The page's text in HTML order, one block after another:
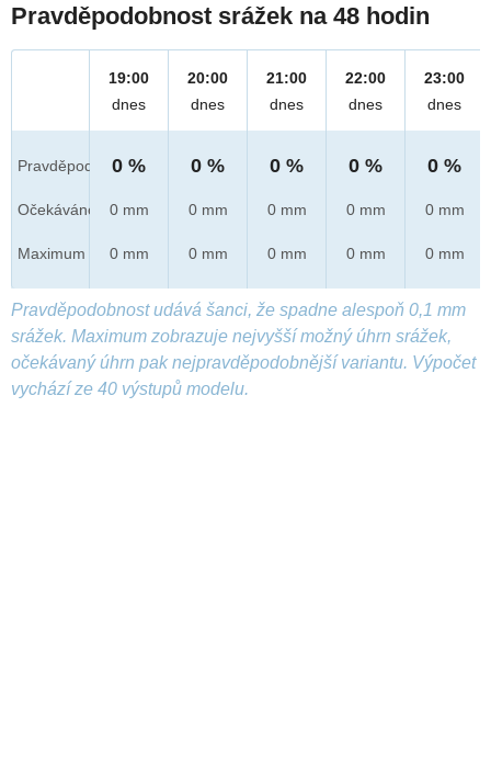
Pravděpodobnost srážek na 48 hodin
Pravděpod.
Očekáváno
Maximum
19:00
dnes
0 %
0 mm
0 mm
20:00
dnes
0 %
0 mm
0 mm
21:00
dnes
0 %
0 mm
0 mm
22:00
dnes
0 %
0 mm
0 mm
23:00
dnes
0 %
0 mm
0 mm
Pravděpodobnost udává šanci, že spadne alespoň 0,1 mm
srážek. Maximum zobrazuje nejvyšší možný úhrn srážek,
očekávaný úhrn pak nejpravděpodobnější variantu. Výpočet
vychází ze 40 výstupů modelu.